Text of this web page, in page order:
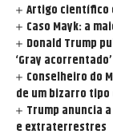
Artigo científico
Caso Mayk: a
Donald Trump
‘Gray acorrentado’
Conselheiro do
de um bizarro tipo
Trump anuncia
e extraterrestres